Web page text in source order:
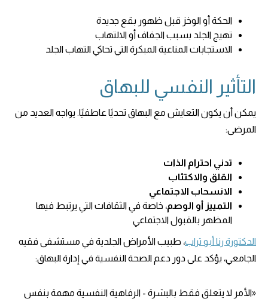
الحكة أو الوخز قبل ظهور بقع جديدة
تهيج الجلد بسبب الجفاف أو الالتهاب
الاستجابات المناعية المبكرة التي تحاكي التهاب الجلد
التأثير النفسي للبهاق
يمكن أن يكون التعايش مع البهاق تحديًا عاطفيًا. يواجه العديد من
المرضى:
تدني احترام الذات
القلق والاكتئاب
الانسحاب الاجتماعي
التمييز أو الوصم، خاصة في الثقافات التي يرتبط فيها
المظهر بالقبول الاجتماعي
الدكتورة رنا أبو تراب، طبيب الأمراض الجلدية في مستشفى فقيه
الجامعي، يؤكد على دور دعم الصحة النفسية في إدارة البهاق:
«الأمر لا يتعلق فقط بالبشرة - الرفاهية النفسية مهمة بنفس